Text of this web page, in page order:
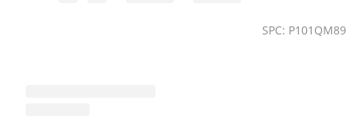
SPC: P101QM89